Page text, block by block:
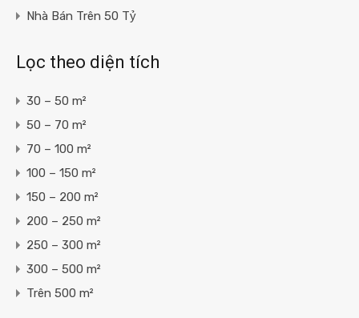
Nhà Bán Trên 50 Tỷ
Lọc theo diện tích
30 – 50 m²
50 – 70 m²
70 – 100 m²
100 – 150 m²
150 – 200 m²
200 – 250 m²
250 – 300 m²
300 – 500 m²
Trên 500 m²